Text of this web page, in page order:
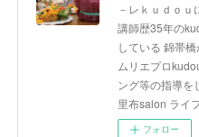
－レｋｕｄｏ
講師歴35年の
している 錦帯
ムリエプロ
ング等の指導を
里布salon ライ
フォロー